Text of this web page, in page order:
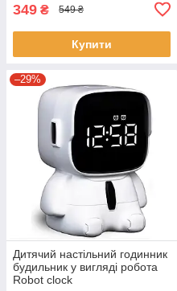
349 ₴ 549 ₴
Купити
–29%
Дитячий настільний годинник
будильник у вигляді робота
Robot clock